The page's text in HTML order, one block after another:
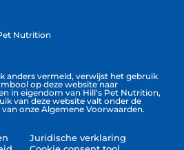
Nutrition
anders vermeld, verwijst het gebruik
op deze website naar
in eigendom van Hill's Pet Nutrition,
van deze website valt onder de
onze Algemene Voorwaarden.
Juridische verklaring